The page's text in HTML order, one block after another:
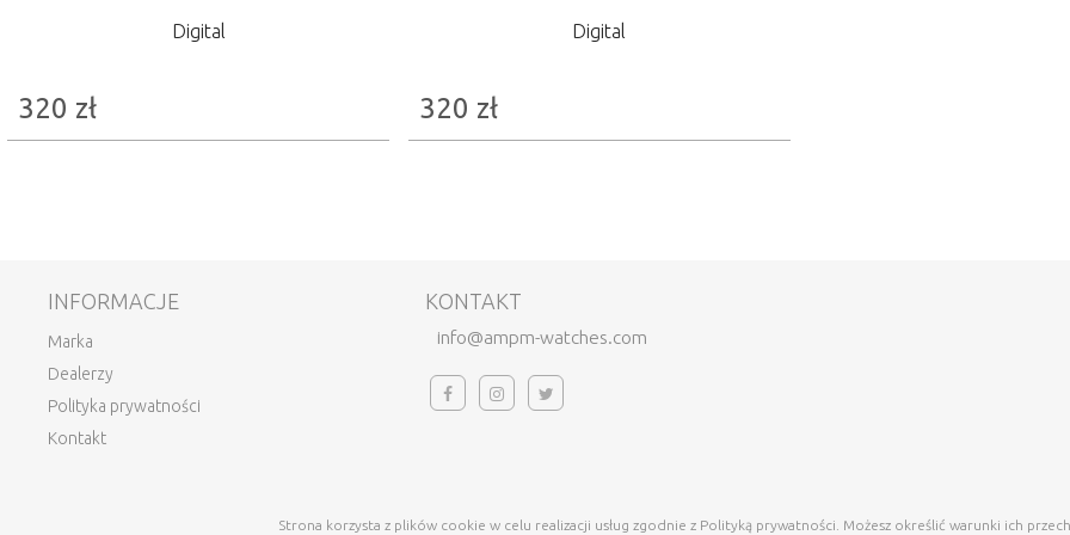
Digital
320 zł
Digital
320 zł
INFORMACJE
Marka
Dealerzy
Polityka prywatności
Kontakt
KONTAKT
info@ampm-watches.com
Strona korzysta z plików cookie w celu realizacji usług zgodnie z Polityką prywatności. Możesz określić warunki ich